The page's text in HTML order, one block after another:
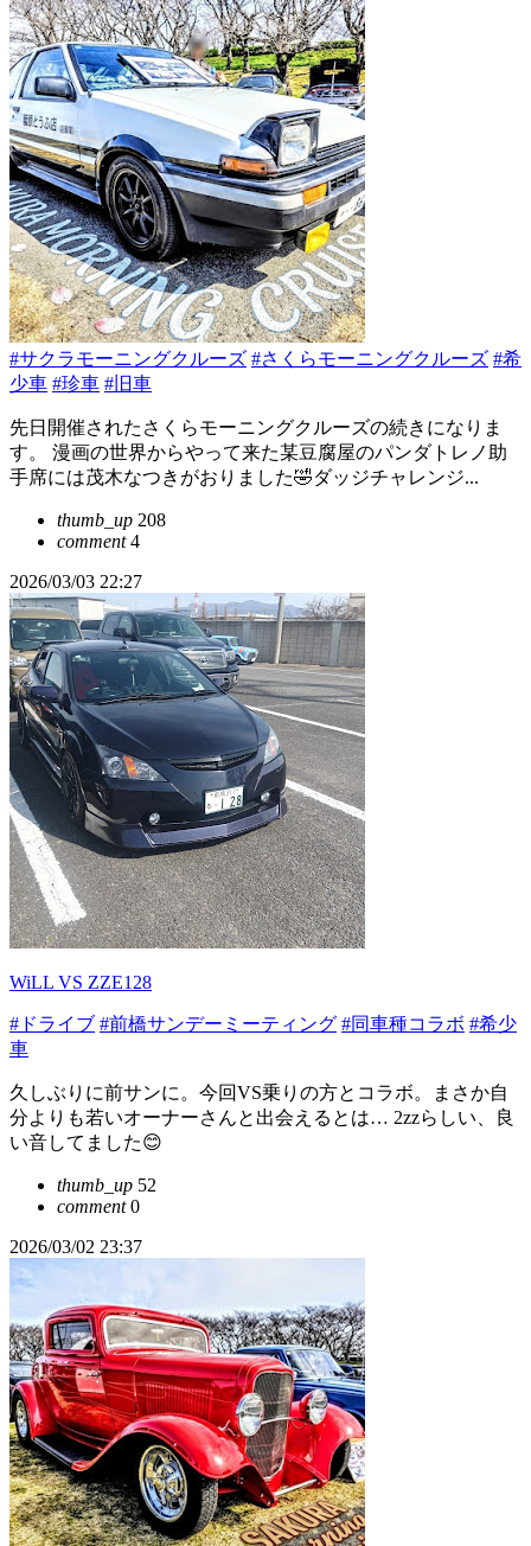
#サクラモーニングクルーズ #さくらモーニングクルーズ #希
少車 #珍車 #旧車
先日開催されたさくらモーニングクルーズの続きになりま
す。 漫画の世界からやって来た某豆腐屋のパンダトレノ助
手席には茂木なつきがおりました🤣ダッジチャレンジ...
thumb_up 208
comment4
2026/03/03 22:27
WiLL VS ZZE128
#ドライブ #前橋サンデーミーティング #同車種コラボ #希少
車
久しぶりに前サンに。今回VS乗りの方とコラボ。まさか自
分よりも若いオーナーさんと出会えるとは… 2zzらしい、良
い音してました😊
thumb_up 52
comment0
2026/03/02 23:37